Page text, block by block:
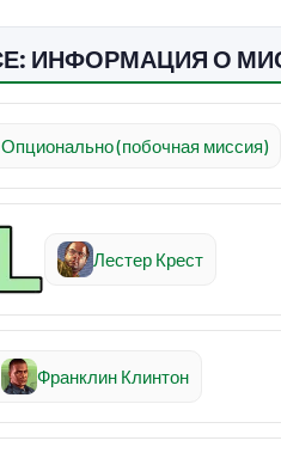
ИНФОРМАЦИЯ О
Опционально (побочная миссия)
Лестер Крест
Франклин Клинтон